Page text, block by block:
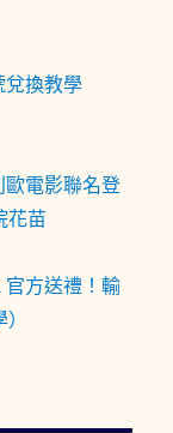
換教學
電影聯名登
花苗
方送禮！輸